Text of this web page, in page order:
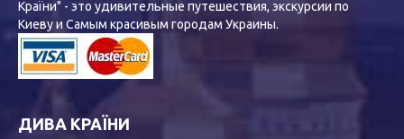
Країни" - это удивительные путешествия, экскурсии по
Киеву и Самым красивым городам Украины.
ДИВА КРАЇНИ